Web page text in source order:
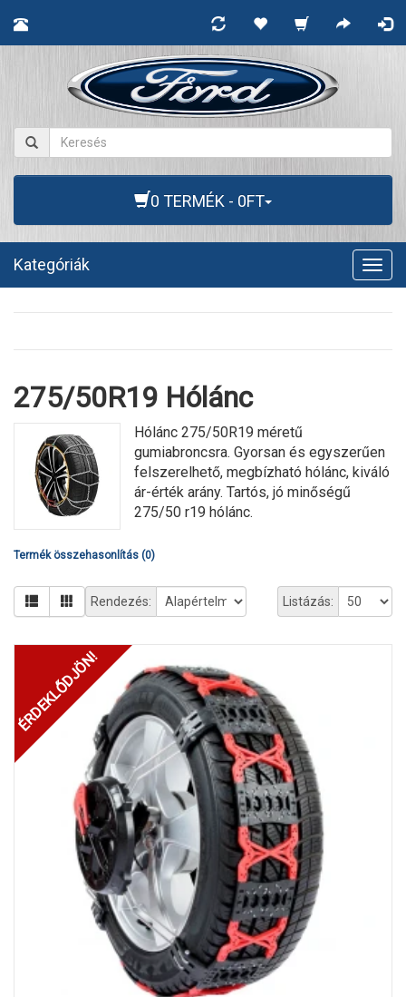
0 TERMÉK - 0FT
Kategóriák
275/50R19 Hólánc
Hólánc 275/50R19 méretű
gumiabroncsra. Gyorsan és egyszerűen
felszerelhető, megbízható hólánc, kiváló
ár-érték arány. Tartós, jó minőségű
275/50 r19 hólánc.
Termék összehasonlítás (0)
Listázás:
Rendezés:
ÉRDEKLŐDJÖN!